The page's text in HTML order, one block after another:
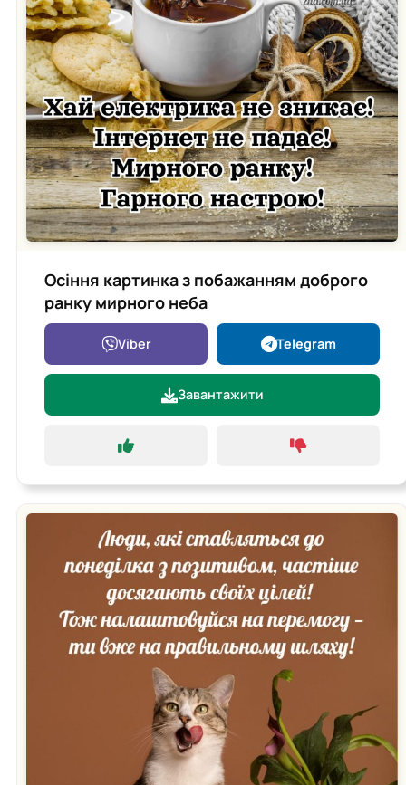
Осіння картинка з побажанням доброго
ранку мирного неба
Viber Telegram
Завантажити